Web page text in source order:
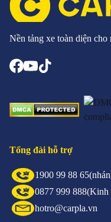
Nền tảng xe toàn diện
Tổng đài hỗ trợ
1900 99 88 65
0877 999 888(Kinh
hotro@carpla.vn